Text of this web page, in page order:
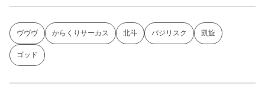
ヴヴヴ からくりサーカス 北斗 バジリスク 凱旋
ゴッド